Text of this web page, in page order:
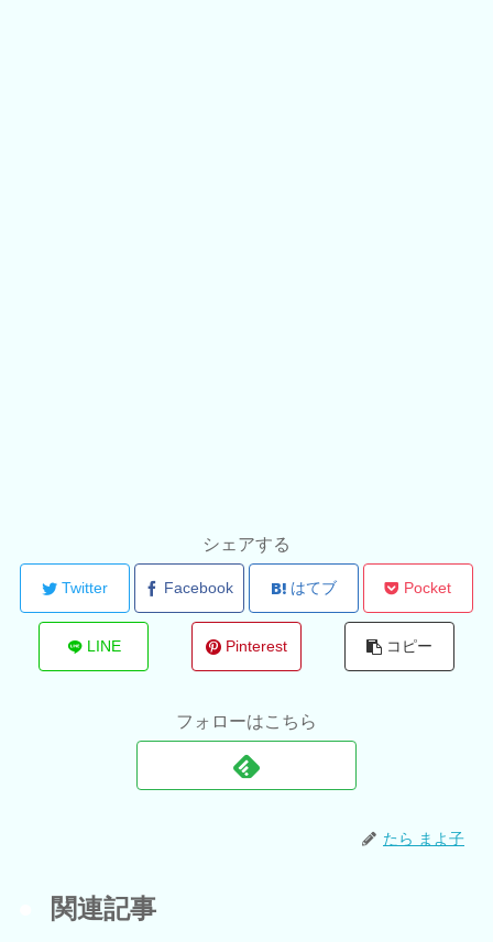
シェアする
Twitter Facebook はてブ Pocket
LINE Pinterest コピー
フォローはこちら
たら まよ子
関連記事